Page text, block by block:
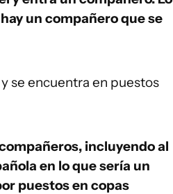
un compañero que se
se encuentra en puestos
incluyendo al
en lo que sería un
puestos en copas